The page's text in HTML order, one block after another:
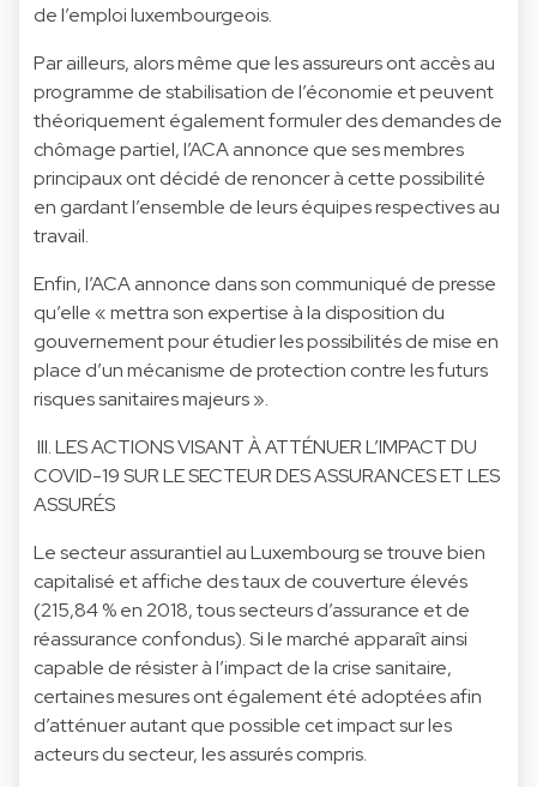
de l’emploi luxembourgeois.
Par ailleurs, alors même que les assureurs ont accès au
programme de stabilisation de l’économie et peuvent
théoriquement également formuler des demandes de
chômage partiel, l’ACA annonce que ses membres
principaux ont décidé de renoncer à cette possibilité
en gardant l’ensemble de leurs équipes respectives au
travail.
Enfin, l’ACA annonce dans son communiqué de presse
qu’elle « mettra son expertise à la disposition du
gouvernement pour étudier les possibilités de mise en
place d’un mécanisme de protection contre les futurs
risques sanitaires majeurs ».
III. LES ACTIONS VISANT À ATTÉNUER L’IMPACT DU
COVID-19 SUR LE SECTEUR DES ASSURANCES ET LES
ASSURÉS
Le secteur assurantiel au Luxembourg se trouve bien
capitalisé et affiche des taux de couverture élevés
(215,84 % en 2018, tous secteurs d’assurance et de
réassurance confondus). Si le marché apparaît ainsi
capable de résister à l’impact de la crise sanitaire,
certaines mesures ont également été adoptées afin
d’atténuer autant que possible cet impact sur les
acteurs du secteur, les assurés compris.